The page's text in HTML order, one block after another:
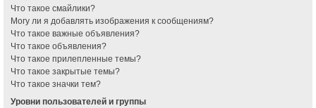
Что такое смайлики?
Могу ли я добавлять изображения к сообщениям?
Что такое важные объявления?
Что такое объявления?
Что такое прилепленные темы?
Что такое закрытые темы?
Что такое значки тем?
Уровни пользователей и группы